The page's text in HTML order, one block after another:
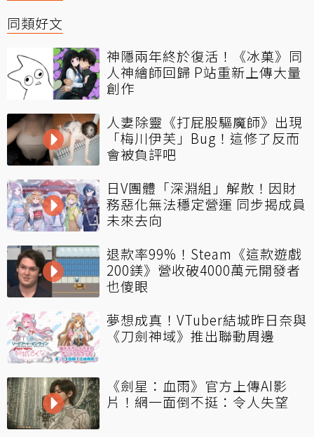
同類好文
神隱兩年終於復活！《冰菓》同
人神繪師回歸 P站重新上傳大量
創作
人妻除靈《打屁股驅魔師》出現
「梅川伊芙」Bug！這修了反而
會被負評吧
日V團體「深淵組」解散！因財
務惡化無法穩定營運 同步揭成員
未來去向
退款率99%！Steam《這款遊戲
200鎂》營收破4000萬元開發者
也傻眼
夢想成真！VTuber結城昨日奈與
《刀劍神域》推出聯動周邊
《劍星：血雨》官方上傳AI影
片！網一面倒不挺：令人失望